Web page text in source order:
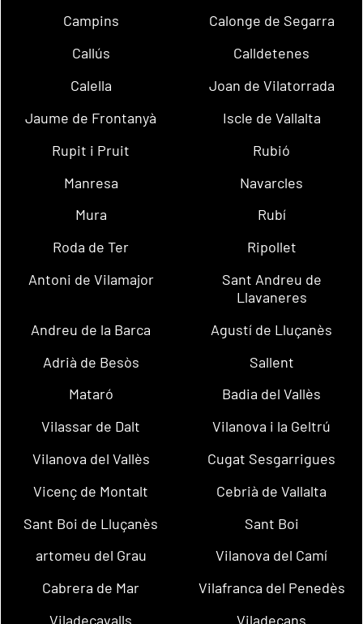
Campins
Calonge de Segarra
Callús
Calldetenes
Calella
Joan de Vilatorrada
Jaume de Frontanyà
Iscle de Vallalta
Rupit i Pruit
Rubió
Manresa
Navarcles
Mura
Rubí
Roda de Ter
Ripollet
Antoni de Vilamajor
Sant Andreu de
Llavaneres
Andreu de la Barca
Agustí de Lluçanès
Adrià de Besòs
Sallent
Mataró
Badia del Vallès
Vilassar de Dalt
Vilanova i la Geltrú
Vilanova del Vallès
Cugat Sesgarrigues
Vicenç de Montalt
Cebrià de Vallalta
Sant Boi de Lluçanès
Sant Boi
artomeu del Grau
Vilanova del Camí
Cabrera de Mar
Vilafranca del Penedès
Viladecavalls
Viladecans